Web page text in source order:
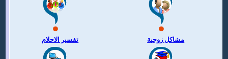
تفسير الاحلام مشاكل زوجية